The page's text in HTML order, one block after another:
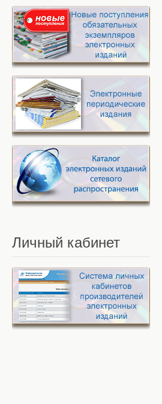
Личный кабинет